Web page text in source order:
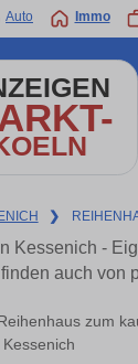
Auto Immo
❯
Kessenich -
auch von
zum
Kessenich